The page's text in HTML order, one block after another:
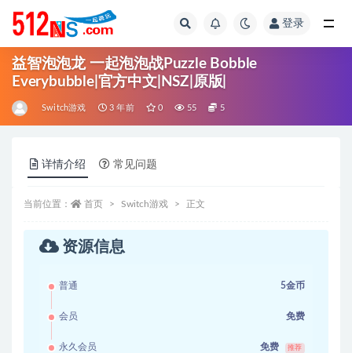
登录
益智泡泡龙 一起泡泡战Puzzle Bobble
Everybubble|官方中文|NSZ|原版|
Switch游戏 3 年前 0 55 5
详情介绍 常见问题
当前位置： 首页 Switch游戏 正文
资源信息
普通 5金币
会员 免费
永久会员 免费 推荐